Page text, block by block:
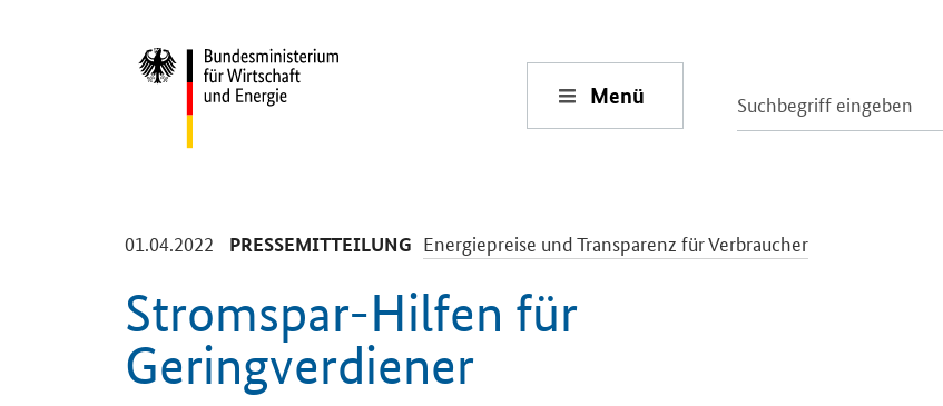
Menü
01.04.2022 -
PRESSEMITTEILUNG -
Energiepreise und Transparenz für Verbraucher
Stromspar-Hilfen für
Geringverdiener